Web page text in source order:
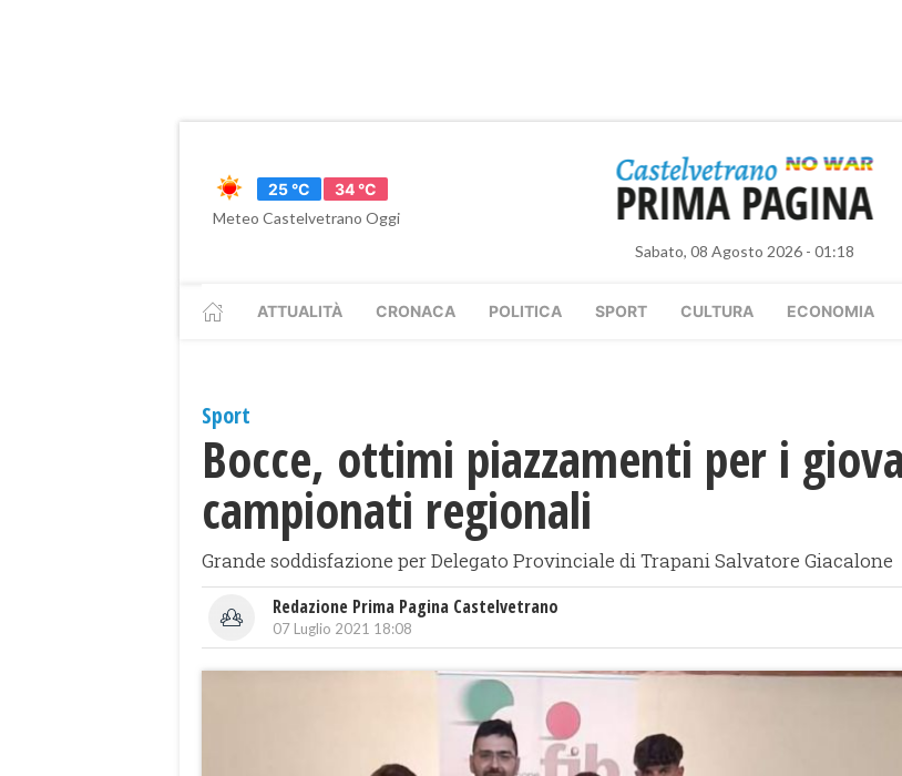
25 °C
34 °C
Meteo Castelvetrano Oggi
Sabato, 08 Agosto 2026 - 01:18
ATTUALITÀ CRONACA POLITICA SPORT CULTURA ECONOMIA
Sport
Bocce, ottimi piazzamenti per i
campionati regionali
Grande soddisfazione per Delegato Provinciale di Trapani Salvatore Giacalone
Redazione Prima Pagina Castelvetrano
07 Luglio 2021 18:08